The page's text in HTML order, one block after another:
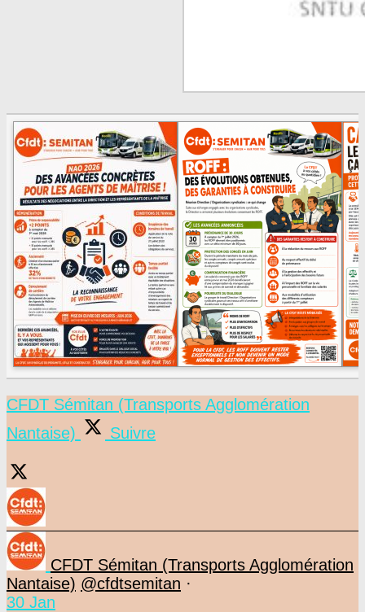
CFDT Sémitan (Transports Agglomération
Nantaise)
Suivre
CFDT Sémitan (Transports Agglomération
Nantaise) @cfdtsemitan ·
30 Jan